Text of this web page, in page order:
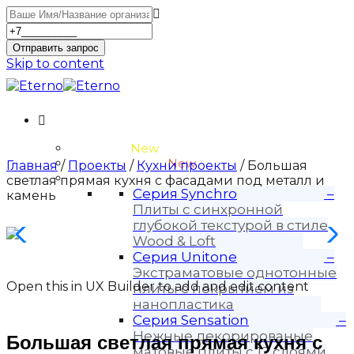
Отправить запрос
Skip to content
New
Wood-3 и Loft-2New
Материалы
Серия Synchro
–
Плиты с синхронной
глубокой текстурой в стиле
Wood & Loft
Серия Unitone
–
Экстраматовые однотонные
плиты с покрытием из
нанопластика
Серия Sensation
–
Нежные декорированые
Главная/ Проекты / Кухни проекты / Большая
светлая прямая кухня с фасадами под металл и
камень
Open this in UX Builder to add and edit content
Большая светлая прямая кухня с